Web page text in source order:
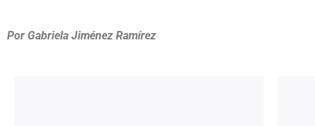
Por Gabriela Jiménez Ramírez